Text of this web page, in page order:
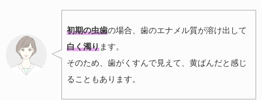
初期の虫歯の場合、歯のエナメル質が溶け出して
白く濁ります。
そのため、歯がくすんで見えて、黄ばんだと感じ
ることもあります。